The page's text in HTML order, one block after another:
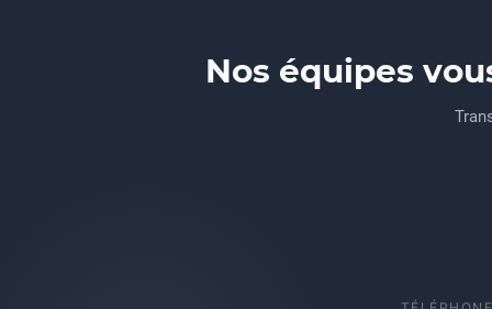
Nos équipes